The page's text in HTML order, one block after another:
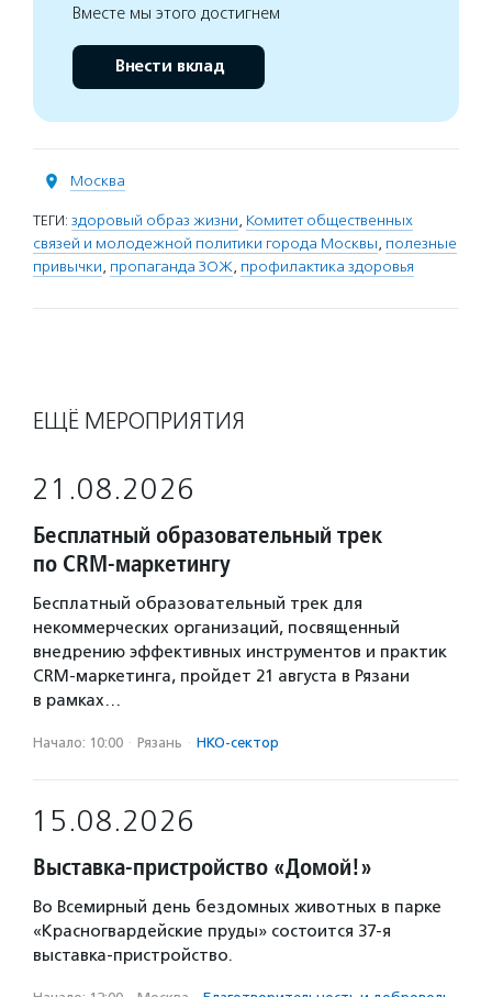
Вместе мы этого достигнем
Внести вклад
Москва
ТЕГИ: здоровый образ жизни, Комитет общественных
связей и молодежной политики города Москвы, полезные
привычки, пропаганда ЗОЖ, профилактика здоровья
ЕЩЁ МЕРОПРИЯТИЯ
21.08.2026
Бесплатный образовательный трек
по CRM-маркетингу
Бесплатный образовательный трек для
некоммерческих организаций, посвященный
внедрению эффективных инструментов и практик
CRM-маркетинга, пройдет 21 августа в Рязани
в рамках…
Начало: 10:00 · Рязань · НКО-сектор
15.08.2026
Выставка-пристройство «Домой!»
Во Всемирный день бездомных животных в парке
«Красногвардейские пруды» состоится 37-я
выставка-пристройство.